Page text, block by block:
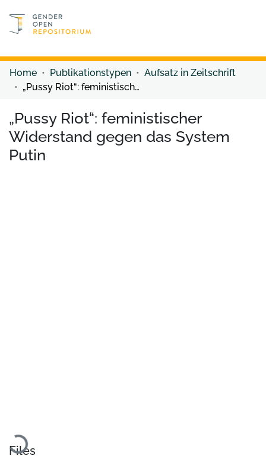
Discover content
Home Publikationstypen
Aufsatz in Zeitschrift
„Pussy Riot“: feministischer Widerstand gegen das System Putin
„Pussy Riot“: feministischer
Widerstand gegen das System
Putin
Loading...
Files